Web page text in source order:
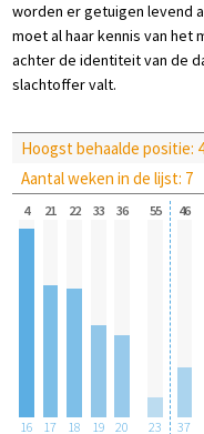
worden er getuigen levend
moet al haar kennis van het
achter de identiteit van de
slachtoffer valt.
Hoogst behaalde positie:
Aantal weken in de lijst: 7
4
16
21
17
22
18
33
19
36
20
55
23
46
37